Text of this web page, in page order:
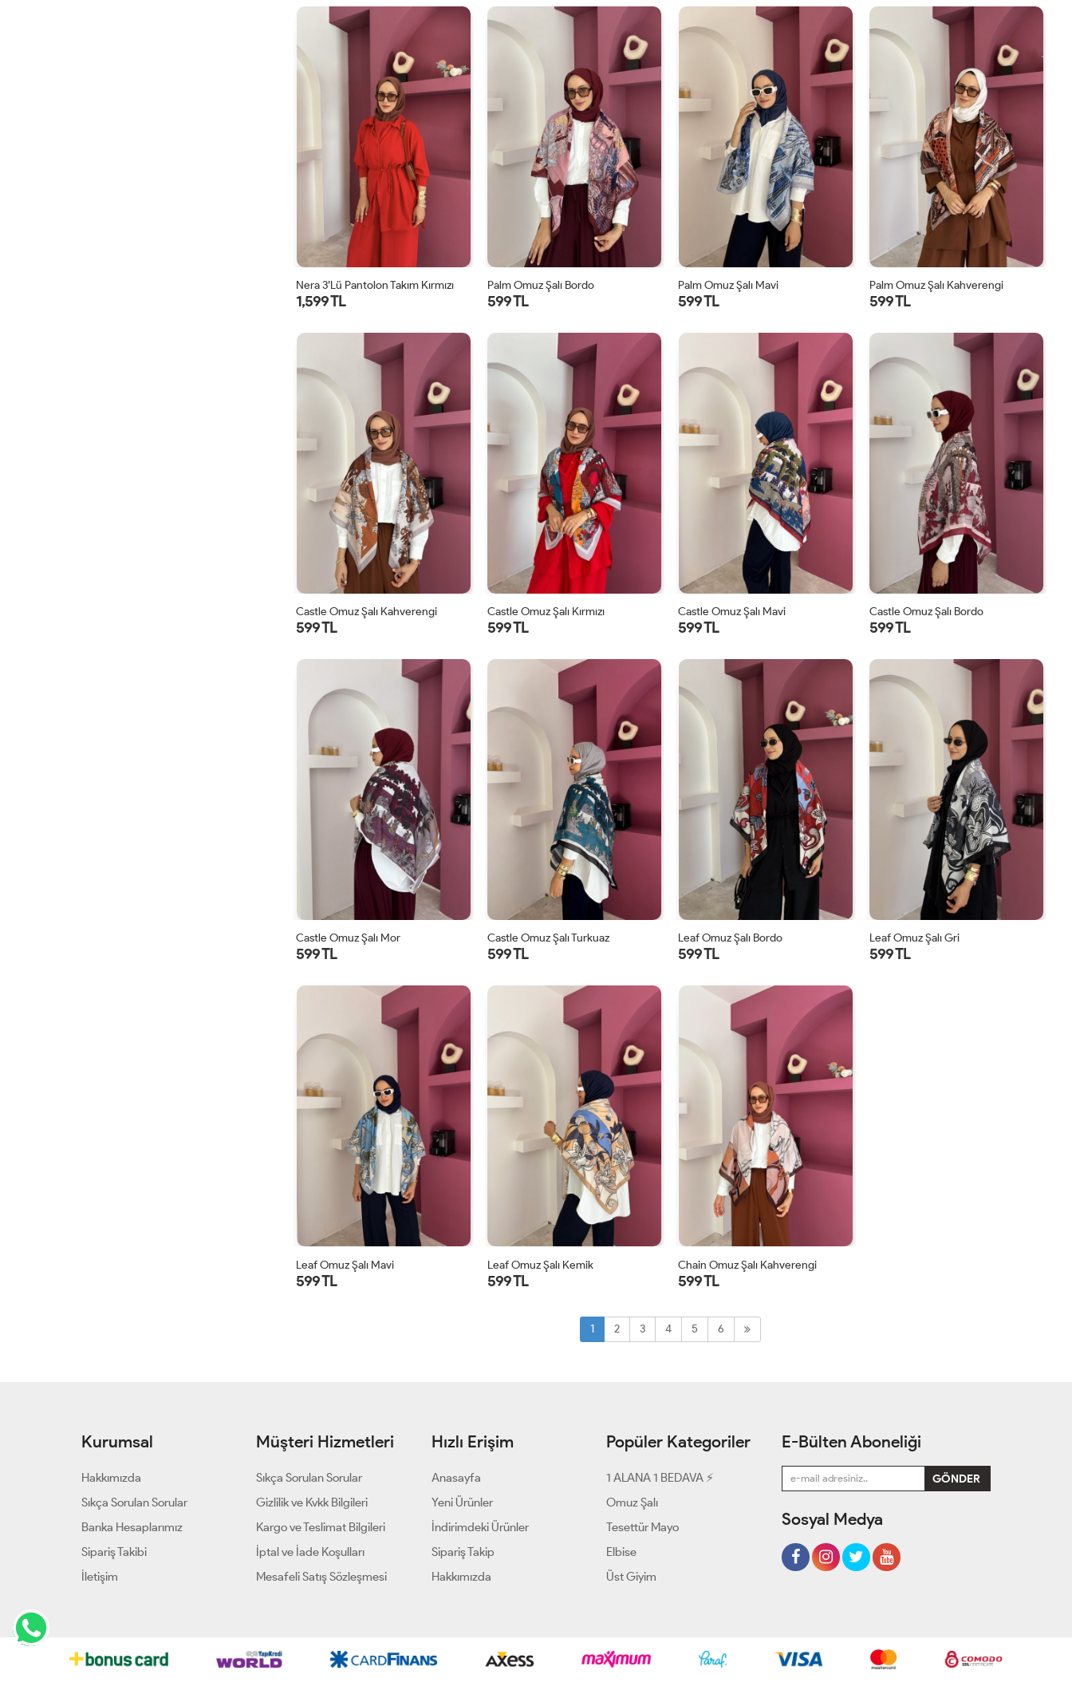
STD
STD
Nera 3’lü Pantolon Takım Kırmızı
1,599 TL
STD
Palm Omuz Şalı Bordo
599 TL
STD
Palm Omuz Şalı Mavi
599 TL
STD
Palm Omuz Şalı Kahverengi
599 TL
STD
Castle Omuz Şalı Kahverengi
599 TL
STD
Castle Omuz Şalı Kırmızı
599 TL
STD
Castle Omuz Şalı Mavi
599 TL
STD
Castle Omuz Şalı Bordo
599 TL
STD
Castle Omuz Şalı Mor
599 TL
STD
Castle Omuz Şalı Turkuaz
599 TL
STD
Leaf Omuz Şalı Bordo
599 TL
Leaf Omuz Şalı Gri
599 TL
Leaf Omuz Şalı Mavi
599 TL
STD
Leaf Omuz Şalı Kemik
599 TL
STD
Chain Omuz Şalı Kahverengi
599 TL
1 2 3 4 5 6
Kurumsal
Hakkımızda
Sıkça Sorulan Sorular
Banka Hesaplarımız
Sipariş Takibi
İletişim
Müşteri Hizmetleri
Sıkça Sorulan Sorular
Gizlilik ve Kvkk Bilgileri
Kargo ve Teslimat Bilgileri
İptal ve İade Koşulları
Mesafeli Satış Sözleşmesi
Hızlı Erişim
Anasayfa
Yeni Ürünler
İndirimdeki Ürünler
Sipariş Takip
Hakkımızda
Popüler Kategoriler
1 ALANA 1 BEDAVA ⚡
Omuz Şalı
Tesettür Mayo
Elbise
Üst Giyim
E-Bülten Aboneliği
Sosyal Medya